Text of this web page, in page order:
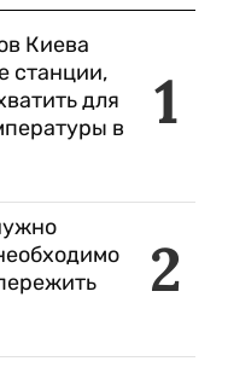
1
Киева
станции,
для
в
2